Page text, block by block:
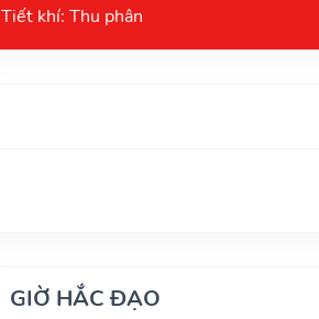
Tiết khí: Thu phân
GIỜ HẮC ĐẠO